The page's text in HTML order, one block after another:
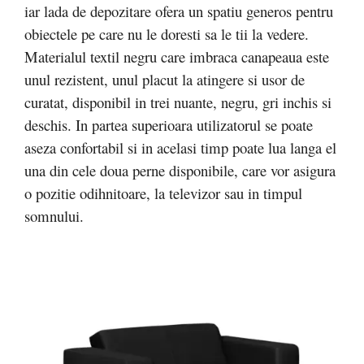
iar lada de depozitare ofera un spatiu generos pentru
obiectele pe care nu le doresti sa le tii la vedere.
Materialul textil negru care imbraca canapeaua este
unul rezistent, unul placut la atingere si usor de
curatat, disponibil in trei nuante, negru, gri inchis si
deschis. In partea superioara utilizatorul se poate
aseza confortabil si in acelasi timp poate lua langa el
una din cele doua perne disponibile, care vor asigura
o pozitie odihnitoare, la televizor sau in timpul
somnului.